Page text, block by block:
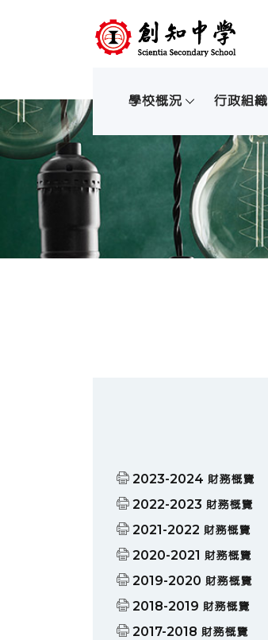
學校概況 行政組織
2023-2024 財務概覽
2022-2023 財務概覽
2021-2022 財務概覽
2020-2021 財務概覽
2019-2020 財務概覽
2018-2019 財務概覽
2017-2018 財務概覽